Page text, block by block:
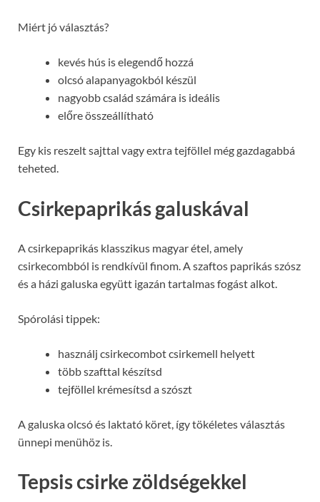
Miért jó választás?
kevés hús is elegendő hozzá
olcsó alapanyagokból készül
nagyobb család számára is ideális
előre összeállítható
Egy kis reszelt sajttal vagy extra tejföllel még gazdagabbá
teheted.
Csirkepaprikás galuskával
A csirkepaprikás klasszikus magyar étel, amely
csirkecombból is rendkívül finom. A szaftos paprikás szósz
és a házi galuska együtt igazán tartalmas fogást alkot.
Spórolási tippek:
használj csirkecombot csirkemell helyett
több szafttal készítsd
tejföllel krémesítsd a szószt
A galuska olcsó és laktató köret, így tökéletes választás
ünnepi menühöz is.
Tepsis csirke zöldségekkel